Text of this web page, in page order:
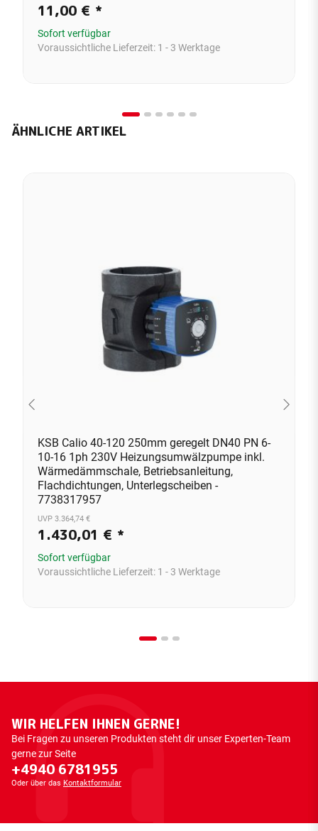
11,00 € *
Sofort verfügbar
Voraussichtliche Lieferzeit: 1 - 3 Werktage
ÄHNLICHE ARTIKEL
KSB Calio 40-120 250mm geregelt DN40 PN 6-
10-16 1ph 230V Heizungsumwälzpumpe inkl.
Wärmedämmschale, Betriebsanleitung,
Flachdichtungen, Unterlegscheiben -
7738317957
UVP 3.364,74 €
1.430,01 € *
Sofort verfügbar
Voraussichtliche Lieferzeit: 1 - 3 Werktage
WIR HELFEN IHNEN GERNE!
Bei Fragen zu unseren Produkten steht dir unser Experten-Team
gerne zur Seite
+4940 6781955
Oder über das Kontaktformular